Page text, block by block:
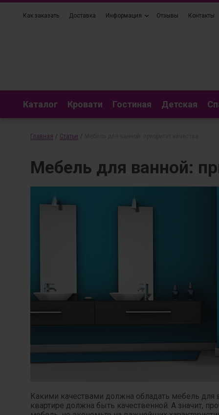
Как заказать Доставка Информация Отзывы Контакты
Каталог Кровати Гостиная Детская
Главная / Статьи /
Мебель для ванной:
Какими качествами должна обладать мебель
квартире должна быть качественной. А значит,